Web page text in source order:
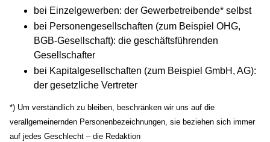
bei Einzelgewerben: der Gewerbetreibende* selbst
bei Personengesellschaften (zum Beispiel OHG,
BGB-Gesellschaft): die geschäftsführenden
Gesellschafter
bei Kapitalgesellschaften (zum Beispiel GmbH, AG):
der gesetzliche Vertreter
*) Um verständlich zu bleiben, beschränken wir uns auf die
verallgemeinernden Personenbezeichnungen, sie beziehen sich immer
auf jedes Geschlecht – die Redaktion